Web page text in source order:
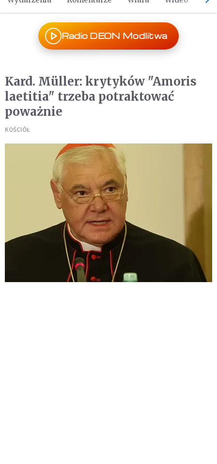
Radio DEON Modlitwa
Kard. Müller: krytyków "Amoris
laetitia" trzeba potraktować
poważnie
KOŚCIÓŁ